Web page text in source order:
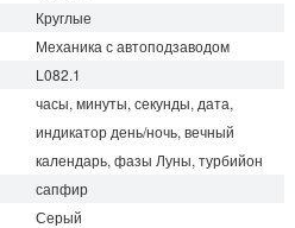
Круглые
Механика с автоподзаводом
L082.1
часы, минуты, секунды, дата,
индикатор день/ночь, вечный
календарь, фазы Луны, турбийон
сапфир
Серый